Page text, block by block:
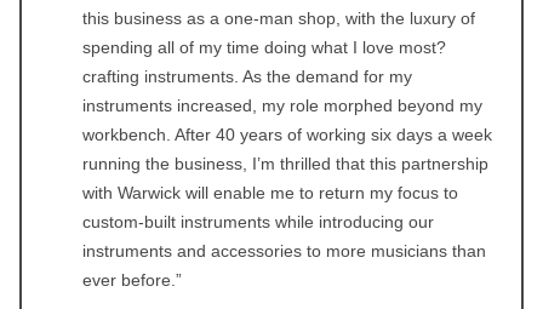
this business as a one-man shop, with the luxury of
spending all of my time doing what I love most?
crafting instruments. As the demand for my
instruments increased, my role morphed beyond my
workbench. After 40 years of working six days a week
running the business, I’m thrilled that this partnership
with Warwick will enable me to return my focus to
custom-built instruments while introducing our
instruments and accessories to more musicians than
ever before.”